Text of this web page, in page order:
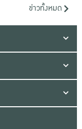
ข่าวทั้งหมด